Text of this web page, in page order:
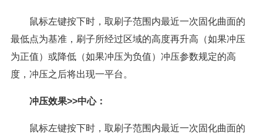
鼠标左键按下时，取刷子范围内最近一次固化曲面的
最低点为基准，刷子所经过区域的高度再升高（如果冲压
为正值）或降低（如果冲压为负值）冲压参数规定的高
度，冲压之后将出现一平台。
冲压效果>>中心：
鼠标左键按下时，取刷子范围内最近一次固化曲面的